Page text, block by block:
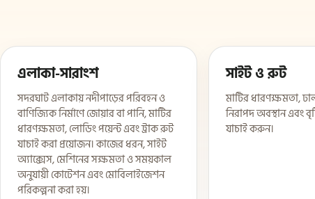
এলাকা-সারাংশ
সদরঘাট এলাকায় নদীপাড়ের পরিবহন ও
বাণিজ্যিক নির্মাণে জোয়ার বা পানি, মাটির
ধারণক্ষমতা, লোডিং পয়েন্ট এবং ট্রাক রুট
যাচাই করা প্রয়োজন। কাজের ধরন, সাইট
অ্যাক্সেস, মেশিনের সক্ষমতা ও সময়কাল
অনুযায়ী কোটেশন এবং মোবিলাইজেশন
পরিকল্পনা করা হয়।
সাইট ও রুট
মাটির ধারণক্ষমতা,
নিরাপদ অবস্থান এবং
যাচাই করুন।